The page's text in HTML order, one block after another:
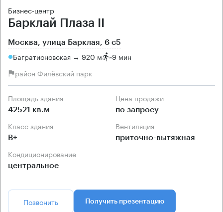
Бизнес-центр
Барклай Плаза II
Москва, улица Барклая, 6 с5
Багратионовская → 920 м ~9 мин
район Филёвский парк
Площадь здания
42521 кв.м
Цена продажи
по запросу
Класс здания
B+
Вентиляция
приточно-вытяжная
Кондиционирование
центральное
Позвонить Получить презентацию